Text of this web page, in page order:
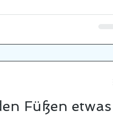
Füßen etwas